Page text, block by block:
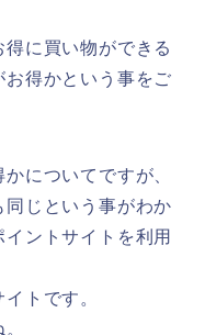
に買い物ができる
得かという事をご
についてですが、
じという事がわか
ントサイトを利用
トです。